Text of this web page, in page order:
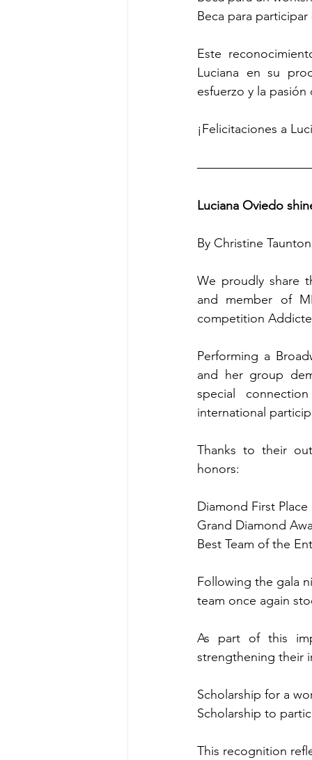
Beca para
Este
Luciana en su
esfuerzo y la
¡Felicitaciones a
Luciana Oviedo
By Christine
We proudly share
and member of
competition
Performing a
and her group
special
international
Thanks to their
honors:
Diamond First Place
Grand Diamond
Best Team of the
Following the gala
team once again
As part of this
strengthening their
Scholarship for a
Scholarship to
This recognition